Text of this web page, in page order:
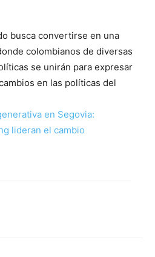
busca convertirse en una
colombianos de diversas
se unirán para expresar
en las políticas del
en Segovia:
lideran el cambio